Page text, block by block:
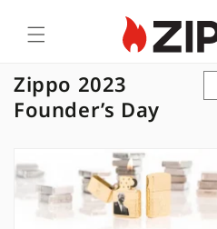
B
ộ
ư
u
Zippo 2023
Founder’s Day